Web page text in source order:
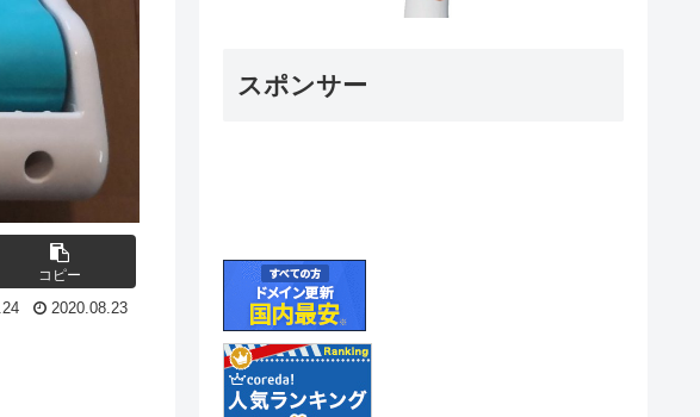
コピー
2020.08.23
スポンサー